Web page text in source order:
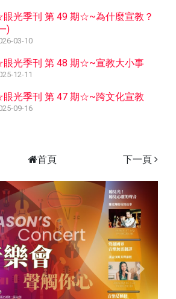
光季刊 第 49 期☆~為什麼宣教？
)
03-10
光季刊 第 48 期☆~宣教大小事
12-11
光季刊 第 47 期☆~跨文化宣教
09-16
下一頁
首頁
Next